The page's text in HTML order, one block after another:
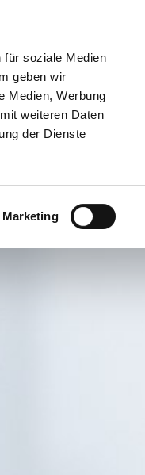
für soziale Medien
geben wir
Medien, Werbung
weiteren Daten
der Dienste
Marketing